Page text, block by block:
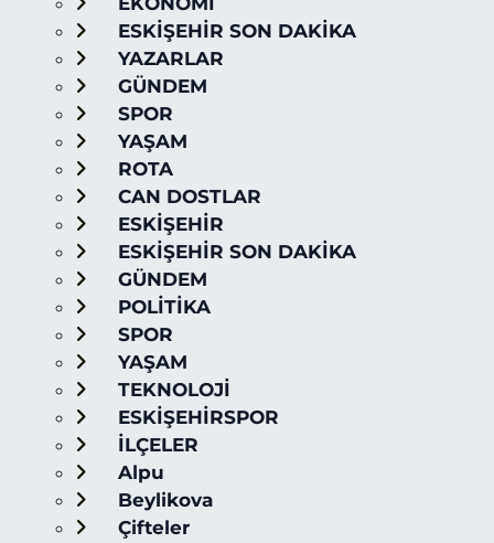
ESKİŞEHİR SON DAKİKA
YAZARLAR
GÜNDEM
SPOR
YAŞAM
ROTA
CAN DOSTLAR
ESKİŞEHİR
ESKİŞEHİR SON DAKİKA
GÜNDEM
POLİTİKA
SPOR
YAŞAM
TEKNOLOJİ
ESKİŞEHİRSPOR
İLÇELER
Alpu
Beylikova
Çifteler